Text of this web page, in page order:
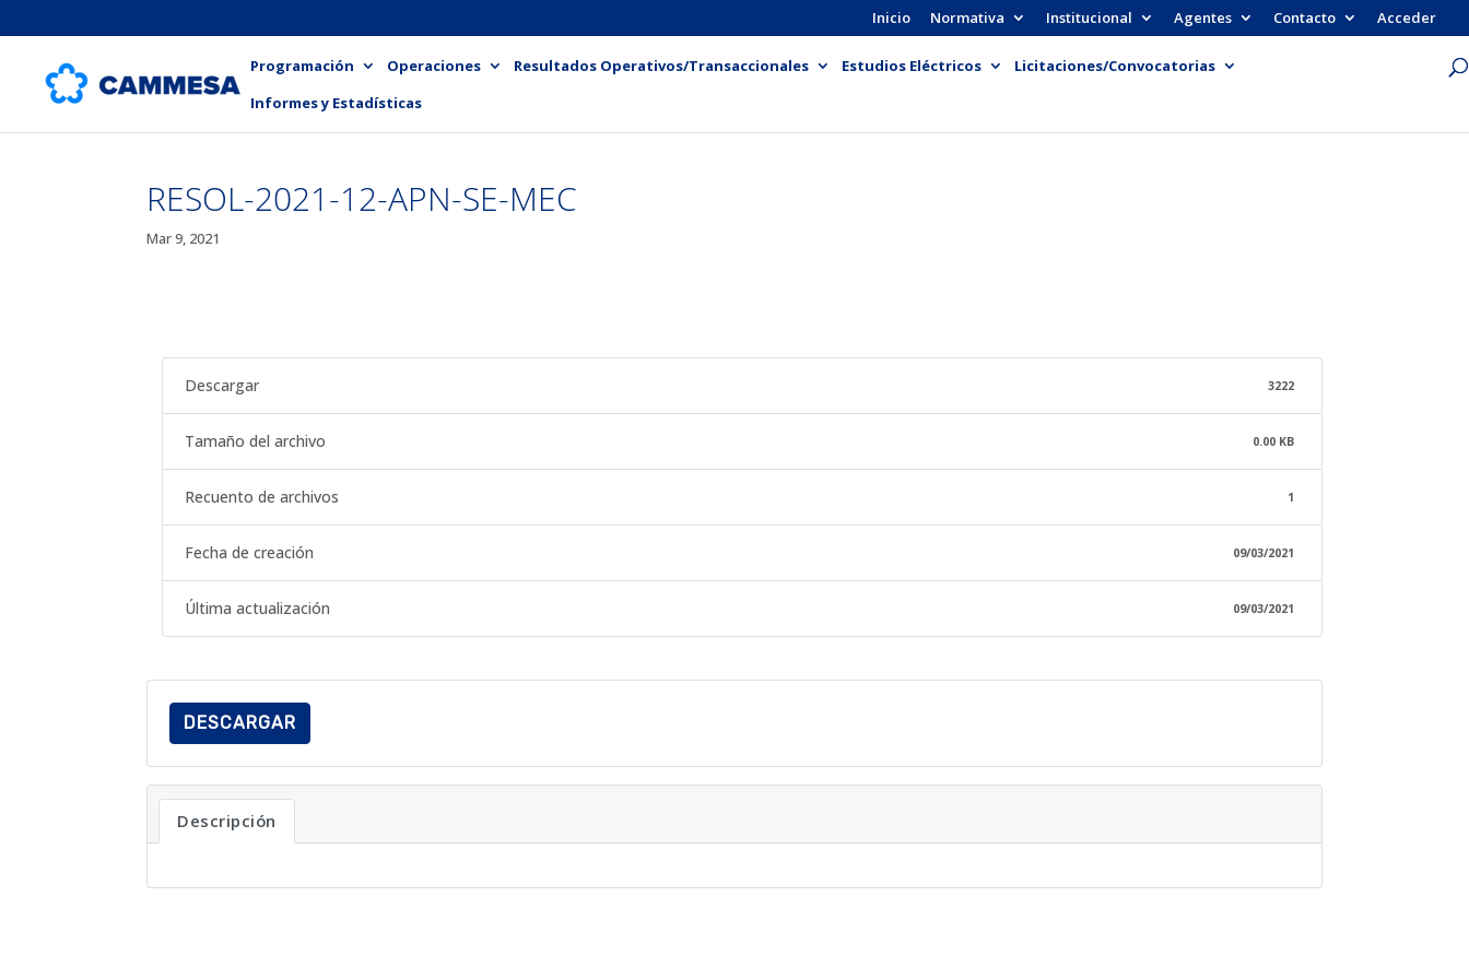
Inicio Normativa Institucional Agentes Contacto Acceder
Programación Operaciones Resultados Operativos/Transaccionales Estudios Eléctricos
Licitaciones/Convocatorias
Informes y Estadísticas
RESOL-2021-12-APN-SE-MEC
Mar 9, 2021
Descargar 3222
Tamaño del archivo 0.00 KB
Recuento de archivos 1
Fecha de creación 09/03/2021
Última actualización 09/03/2021
DESCARGAR
Descripción